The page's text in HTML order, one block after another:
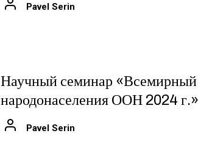
Pavel Serin
Научный семинар «Всемирный
народонаселения ООН 2024
Pavel Serin